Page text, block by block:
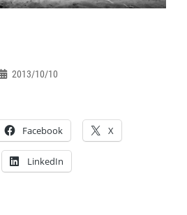
2013/10/10
Facebook X
LinkedIn